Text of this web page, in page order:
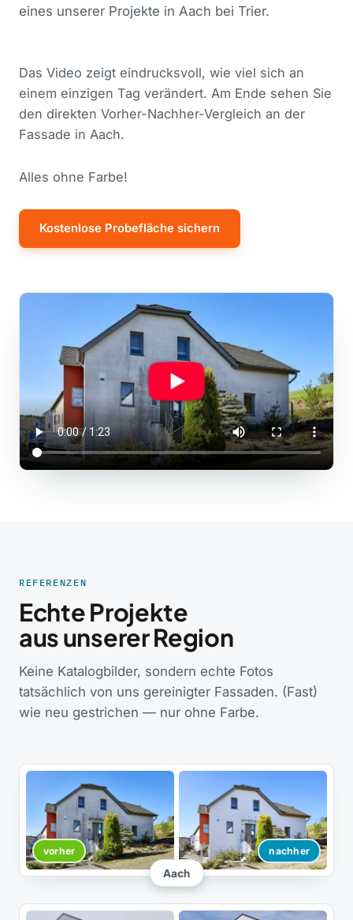
eines unserer Projekte in Aach bei Trier.
Das Video zeigt eindrucksvoll, wie viel sich an
einem einzigen Tag verändert. Am Ende sehen Sie
den direkten Vorher-Nachher-Vergleich an der
Fassade in Aach.
Alles ohne Farbe!
Kostenlose Probefläche sichern
REFERENZEN
Echte Projekte
aus unserer Region
Keine Katalogbilder, sondern echte Fotos
tatsächlich von uns gereinigter Fassaden. (Fast)
wie neu gestrichen — nur ohne Farbe.
vorher nachher
Aach